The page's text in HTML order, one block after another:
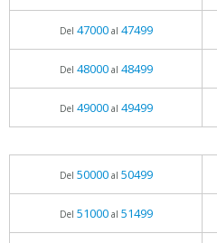
Del 47000al 47499
Del 48000al 48499
Del 49000al 49499
Del 50000al 50499
Del 51000al 51499